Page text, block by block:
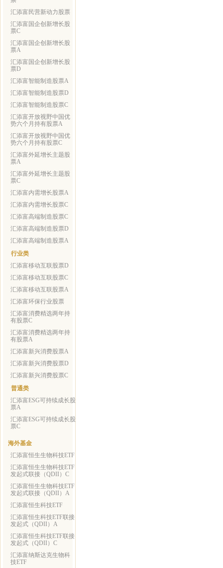
汇添富民营新动力股票
汇添富国企创新增长股
票C
汇添富国企创新增长股
票A
汇添富国企创新增长股
票D
汇添富智能制造股票A
汇添富智能制造股票D
汇添富智能制造股票C
汇添富开放视野中国优
势六个月持有股票A
汇添富开放视野中国优
势六个月持有股票C
汇添富外延增长主题股
票A
汇添富外延增长主题股
票C
汇添富内需增长股票A
汇添富内需增长股票C
汇添富高端制造股票C
汇添富高端制造股票D
汇添富高端制造股票A
行业类
汇添富移动互联股票D
汇添富移动互联股票C
汇添富移动互联股票A
汇添富环保行业股票
汇添富消费精选两年持
有股票C
汇添富消费精选两年持
有股票A
汇添富新兴消费股票A
汇添富新兴消费股票D
汇添富新兴消费股票C
普通类
汇添富ESG可持续成长股
票A
汇添富ESG可持续成长股
票C
海外基金
汇添富恒生生物科技ETF
汇添富恒生生物科技ETF
发起式联接（QDII）C
汇添富恒生生物科技ETF
发起式联接（QDII）A
汇添富恒生科技ETF
汇添富恒生科技ETF联接
发起式（QDII）A
汇添富恒生科技ETF联接
发起式（QDII）C
汇添富纳斯达克生物科
技ETF